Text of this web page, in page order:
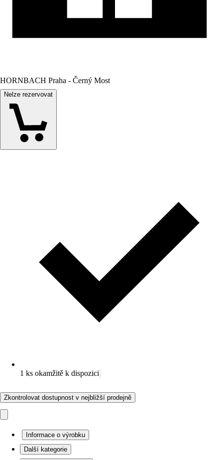
HORNBACH Praha - Černý Most
Nelze rezervovat
1 ks okamžitě k dispozici
Zkontrolovat dostupnost v nejbližší prodejně
Informace o výrobku
Další kategorie